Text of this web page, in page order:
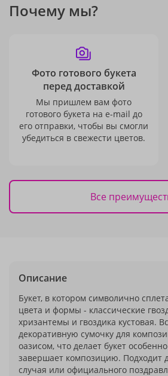
Почему мы?
Фото готового букета
перед доставкой
Мы пришлем вам фото
готового букета на e-mail до
его отправки, чтобы вы смогли
убедиться в свежести цветов.
Все
Описание
Букет, в котором символично
цвета и формы - классические
хризантемы и гвоздика кустовая.
декоративную сумочку для
оазисом, что делает букет
завершает композицию. Подходит
случая или официального